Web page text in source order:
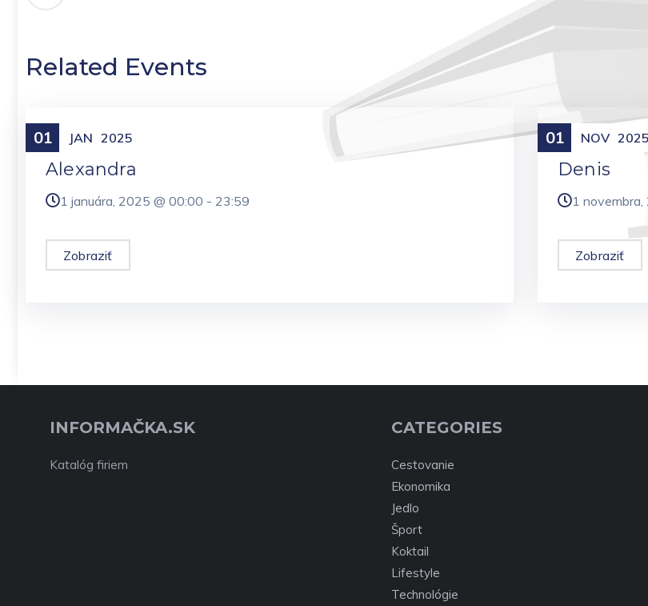
Related Events
01 JAN 2025
Meniny
Alexandra
1 januára, 2025 @ 00:00 - 23:59
Zobraziť
01 NOV 2025
Meniny
Denis
1
Zobraziť
INFORMAČKA.SK
Katalóg firiem
CATEGORIES
Cestovanie
Ekonomika
Jedlo
Šport
Koktail
Lifestyle
Technológie